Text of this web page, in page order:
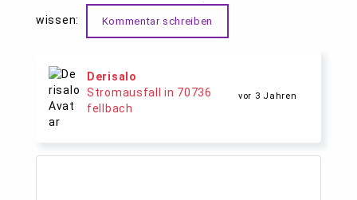
wissen: Kommentar schreiben
Derisalo
Stromausfall in 70736
fellbach
vor 3 Jahren